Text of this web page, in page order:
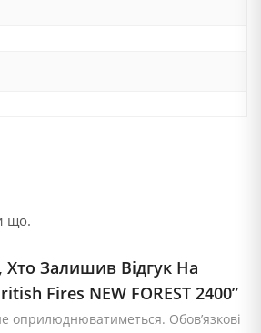
що.
Залишив Відгук На
Fires NEW FOREST 2400”
оприлюднюватиметься. Обов’язкові